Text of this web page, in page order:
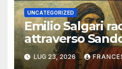
UNCATEGORIZED
Emilio Salgari
attraverso
(seconda ed
LUG 23, 2026